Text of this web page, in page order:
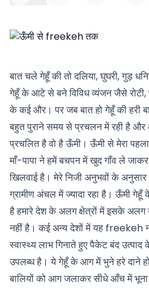
बात चले गेहूँ की तो दलिया, घुघरी, गुड़
गेहूँ के आटे से बने विविध व्यंजन जैसे रोटी,
के कई और। पर जब बात हो गेहूँ की हरी
बहुत पुराने समय से प्रचलन में रही है
प्रचलित है वो है ऊँमी। ऊँमी से मेरा
माँ-पापा ने हमें बचपन में खुद गाँव ले
खिलवाई है। मेरे निजी अनुभवों के
ग्रामीण अंचल में ज्यादा रहा है। ऊँमी गेहूँ
है हमारे देश के अलग क्षेत्रों में इसके अलग
नहीं है। कई अन्य देशों में यह
स्वास्थ्य लाभ गिनाते हुए पैकेट बंद
उपलब्ध है। ये गेहूँ के आग में भुने हरे दाने
बालियों को आग जलाकर सीधे आँच में